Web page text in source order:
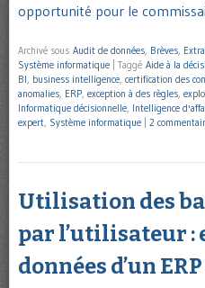
opportunité pour le
Archivé sous Audit de données, Brèves,
Système informatique
Taggé Aide à la
BI, business intelligence, certification des
anomalies, ERP, exception à des règles,
Informatique décisionnelle, Intelligence
expert, Système informatique 2
Utilisation des
par l’utilisateur :
données d’un